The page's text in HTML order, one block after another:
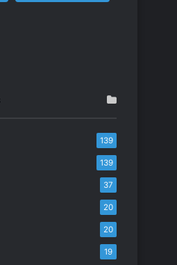
139
139
37
20
20
19